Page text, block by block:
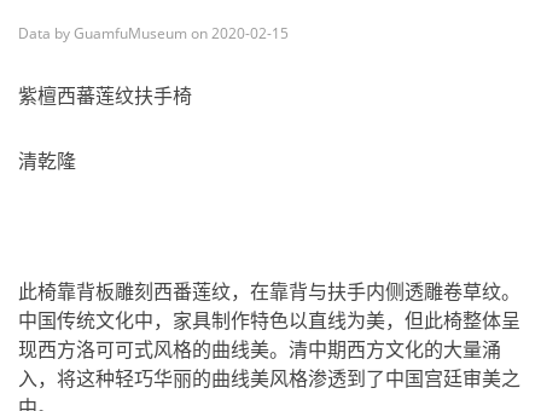
Data by GuamfuMuseum on 2020-02-15
紫檀西蕃莲纹扶手椅
清乾隆
此椅靠背板雕刻西番莲纹，在靠背与扶手内侧透雕卷草纹。
中国传统文化中，家具制作特色以直线为美，但此椅整体呈
现西方洛可可式风格的曲线美。清中期西方文化的大量涌
入，将这种轻巧华丽的曲线美风格渗透到了中国宫廷审美之